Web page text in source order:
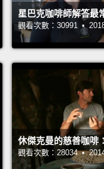
星巴克咖啡師解答最
觀看次數：30991 •
休傑克曼的慈善咖啡
觀看次數：28034 •